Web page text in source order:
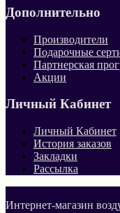
Дополнительно
Производители
Подарочные
Партнерская
Акции
Личный Кабинет
Личный Кабинет
История заказов
Закладки
Рассылка
Интернет-магазин